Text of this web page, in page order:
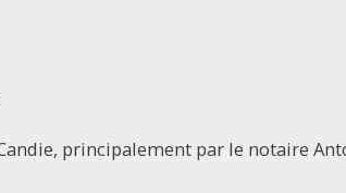
principalement par le notaire